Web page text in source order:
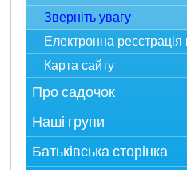
Зверніть увагу
Електронна
Карта сайту
Про садочок
Контакти
Про нас
Наші групи
Мудрійки
Батьківська сторінка